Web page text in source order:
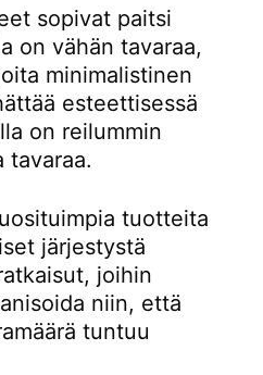
sopivat paitsi
on vähän tavaraa,
minimalistinen
esteettisessä
on reilummin
tavaraa.
tuotteita
järjestystä
joihin
niin, että
tuntuu